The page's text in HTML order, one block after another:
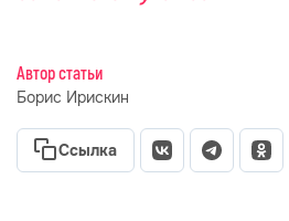
Автор статьи
Борис Ирискин
Ссылка